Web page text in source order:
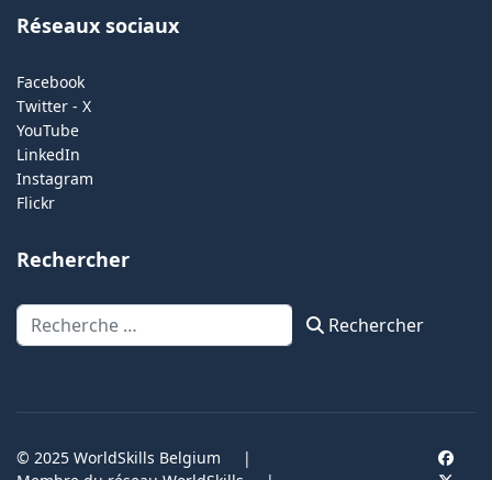
Réseaux sociaux
Facebook
Twitter - X
YouTube
LinkedIn
Instagram
Flickr
Rechercher
Rechercher Rechercher
© 2025 WorldSkills Belgium
|